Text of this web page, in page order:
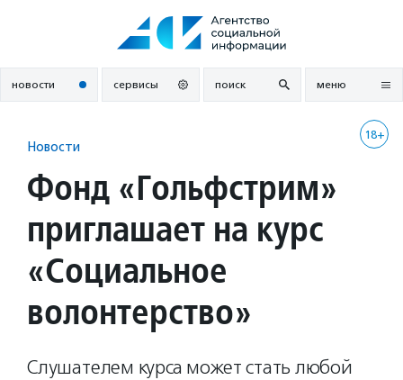
новости сервисы поиск меню
18+
Новости
Фонд «Гольфстрим»
приглашает на курс
«Социальное
волонтерство»
Слушателем курса может стать любой